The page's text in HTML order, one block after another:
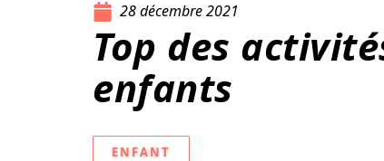
28 décembre 2021
Top des
enfants
ENFANT